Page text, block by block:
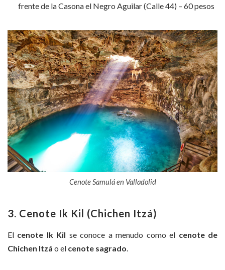
frente de la Casona el Negro Aguilar (Calle 44) – 60 pesos
Cenote Samulá en Valladolid
3. Cenote Ik Kil (Chichen Itzá)
El cenote Ik Kil se conoce a menudo como el cenote de
Chichen Itzá o el cenote sagrado.